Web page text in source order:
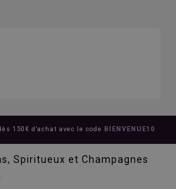
150€ d'achat avec le code BIENVENUE10
Spiritueux et Champagnes